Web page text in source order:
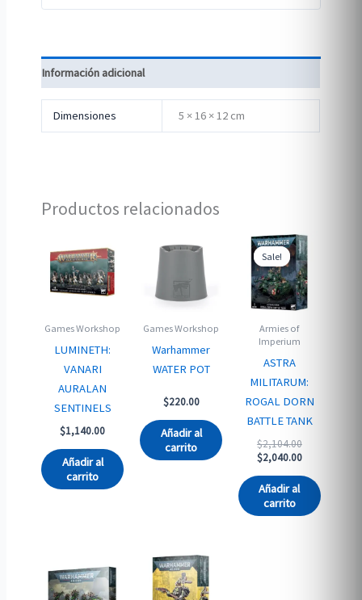
Información adicional
Dimensiones 5 × 16 × 12 cm
Productos relacionados
Games Workshop
LUMINETH:
VANARI
AURALAN
SENTINELS
$1,140.00
Añadir al
carrito
Games Workshop
Warhammer
WATER POT
$220.00
Añadir al
carrito
Sale!
Sale!
Armies of
Imperium
ASTRA
MILITARUM:
ROGAL DORN
BATTLE TANK
$2,104.00Original
price
$2,104.00.
$2,040.00Current
$2,040.00.
Añadir al
carrito